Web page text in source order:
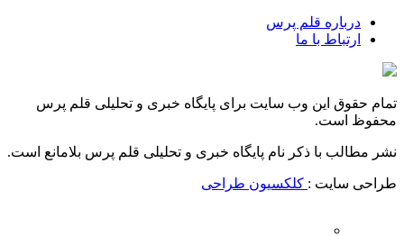
درباره قلم پرس
ارتباط با ما
تمام حقوق این وب سایت برای پایگاه خبری و تحلیلی قلم پرس
محفوظ است.
نشر مطالب با ذکر نام پایگاه خبری و تحلیلی قلم پرس بلامانع است.
طراحی سایت : کلکسیون طراحی